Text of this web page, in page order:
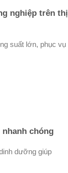
nghiệp trên thị
suất lớn, phục vụ
chóng
dưỡng giúp